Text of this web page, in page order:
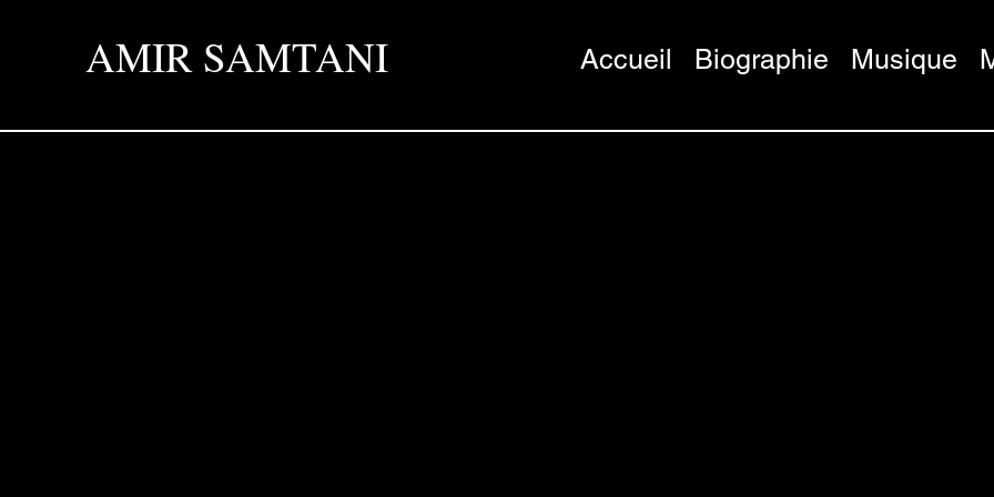
AMIR SAMTANI Accueil Biographie Musique